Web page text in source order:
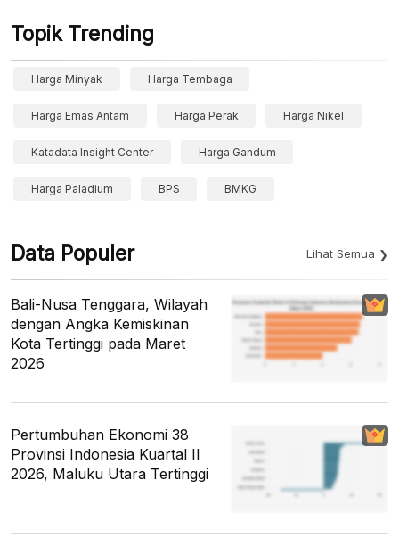
Topik Trending
Harga Minyak Harga Tembaga
Harga Emas Antam Harga Perak Harga Nikel
Katadata Insight Center Harga Gandum
Harga Paladium BPS BMKG
Data Populer Lihat Semua
Bali-Nusa Tenggara, Wilayah
dengan Angka Kemiskinan
Kota Tertinggi pada Maret
2026
Pertumbuhan Ekonomi 38
Provinsi Indonesia Kuartal II
2026, Maluku Utara Tertinggi